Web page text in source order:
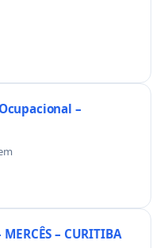
–
– CURITIBA